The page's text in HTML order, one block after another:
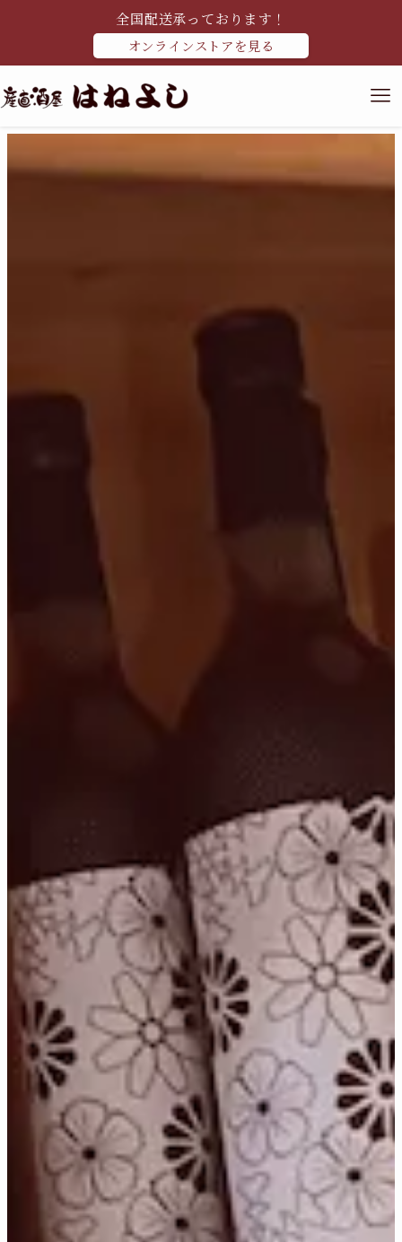
全国配送承っております！
オンラインストアを見る